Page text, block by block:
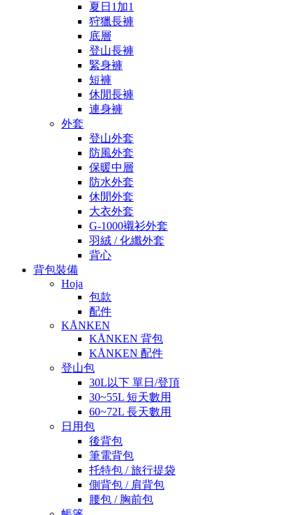
夏日1加1
狩獵長褲
底層
登山長褲
緊身褲
短褲
休閒長褲
連身褲
外套
登山外套
防風外套
保暖中層
防水外套
休閒外套
大衣外套
G-1000襯衫外套
羽絨 / 化纖外套
背心
背包裝備
Hoja
包款
配件
KÅNKEN
KÅNKEN 背包
KÅNKEN 配件
登山包
30L以下 單日/登頂
30~55L 短天數用
60~72L 長天數用
日用包
後背包
筆電背包
托特包 / 旅行提袋
側背包 / 肩背包
腰包 / 胸前包